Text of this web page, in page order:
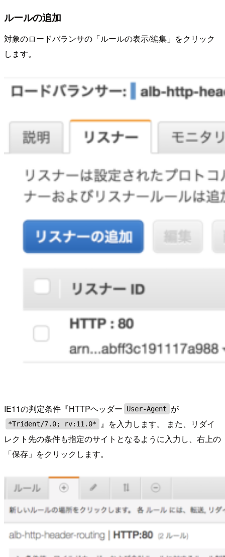
ルールの追加
対象のロードバランサの「ルールの表示/編集」をクリック
します。
IE11の判定条件『HTTPヘッダー User-Agent が
*Trident/7.0; rv:11.0*
』を入力します。 また、リダイ
レクト先の条件も指定のサイトとなるように入力し、右上の
「保存」をクリックします。